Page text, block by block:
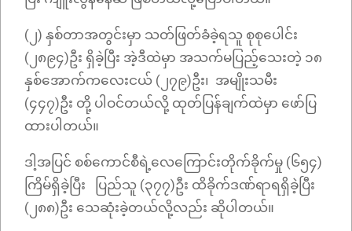
(၂) နှစ်တာအတွင်းမှာ သတ်ဖြတ်ခံခဲ့ရသူ စုစုပေါင်း
(၂၈၉၄)ဦး ရှိခဲ့ပြီး အဲ့ဒီထဲမှာ အသက်မပြည့်သေးတဲ့ ၁၈
နှစ်အောက်ကလေးငယ် (၂၇၉)ဦး၊ အမျိုးသမီး
(၄၄၇)ဦး တို့ ပါဝင်တယ်လို့ ထုတ်ပြန်ချက်ထဲမှာ ဖော်ပြ
ထားပါတယ်။
ဒါ့အပြင် စစ်ကောင်စီရဲ့လေကြောင်းတိုက်ခိုက်မှု (၆၅၄)
ကြိမ်ရှိခဲ့ပြီး ပြည်သူ (၃၇၇)ဦး ထိခိုက်ဒဏ်ရာရရှိခဲ့ပြီး
(၂၈၈)ဦး သေဆုံးခဲ့တယ်လို့လည်း ဆိုပါတယ်။